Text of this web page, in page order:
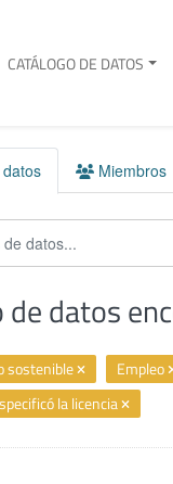
CATÁLOGO DE DATOS
Miembros
de datos
sostenible Empleo
la licencia